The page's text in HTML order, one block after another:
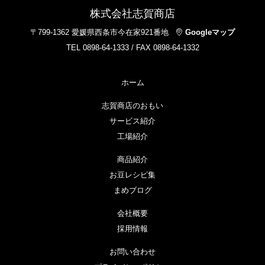
株式会社志賀商店
〒799-1362 愛媛県西条市今在家921番地
Googleマップ
TEL 0898-64-1333 / FAX 0898-64-1332
ホーム
志賀商店のおもい
サービス紹介
工場紹介
商品紹介
お豆レシピ集
まめブログ
会社概要
採用情報
お問い合わせ